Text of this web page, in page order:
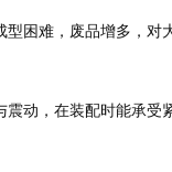
困难，废品增多，对
动，在装配时能承受